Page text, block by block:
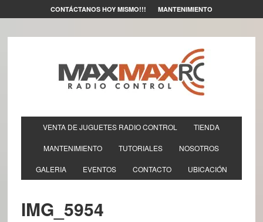
CONTÁCTANOS HOY MISMO!!! MANTENIMIENTO
VENTA DE JUGUETES RADIO CONTROL TIENDA
MANTENIMIENTO TUTORIALES NOSOTROS
GALERIA EVENTOS CONTACTO UBICACIÓN
IMG_5954